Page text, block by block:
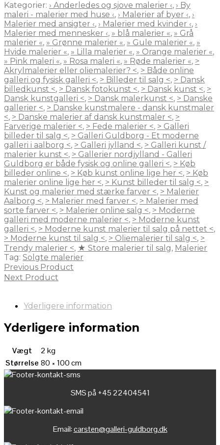
Kategorier: › Anderledes og sjove malerier ‹, › By
maleri - malerier med huse ‹, › Malerier af byer ‹, ›
Malerier med ansigter ‹, › Malerier med kvinder ‹, ›
Malerier med mennesker ‹, » blå malerier «, » Grå
malerier «, » Grønne malerier «, » Gule malerier «, »
Hvide malerier «, » Lilla malerier «, » Orange malerier «,
» Pink maleri «, » Rosa maleri «, » Røde malerier «, >
Akrylmalerier eller oliemalerier? <, > Både online
galleri og fysisk galleri <, > Billeder til salg <, > Dansk
billedkunst <, > Dansk fotokunst <, > Dansk kunst <, >
Dansk kunstgalleri <, > Dansk malerkunst <, > Danske
gallerier <, > Danske kunstmalere - dansk kunstmaler
<, > Danske malerier af dansk kunstmaler <, >
Farverige malerier <, > Fede malerier <, > Galleri
billeder til salg <, > Galleri Guldborg - Et moderne
galleri i aalborg <, > Galleri jylland <, > Galleri kunst /
malerier kunst <, > Gallerier nordjylland - Galleri
Guldborg er både fysisk og online galleri <, > Køb
billeder online <, > Køb kunst online lige her <, > Køb
malerier online lige her <, > Kunst billeder til salg <, >
Kunst og malerier med stærke farver <, > Malerier
Aalborg <, > Malerier med farver <, > Malerier med
sorte farver <, > Malerier online salg <, > Moderne
galleri med moderne malerier <, > Moderne kunst
galleri <, > Moderne kunst malerier til salg på nettet <,
> Moderne kunst til salg <, > Oliemalerier til salg <, >
Trendy malerier <, ★ Store malerier til salg, Malerier
Tag: Solgte malerier
Previous Product
Next Product
Yderligere information
Yderligere information
Vægt
2 kg
Størrelse 80 × 100 cm
SMS på +45 22404541
Email:carsten@galleri-guldborg.dk